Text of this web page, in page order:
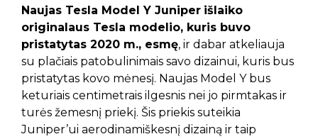
Naujas Tesla Model Y Juniper išlaiko
originalaus Tesla modelio, kuris buvo
pristatytas 2020 m., esmę, ir dabar atkeliauja
su plačiais patobulinimais savo dizainui, kuris bus
pristatytas kovo mėnesį. Naujas Model Y bus
keturiais centimetrais ilgesnis nei jo pirmtakas ir
turės žemesnį priekį. Šis priekis suteikia
Juniper’ui aerodinamiškesnį dizainą ir taip